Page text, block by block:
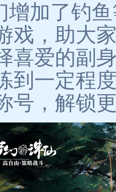
增加了钓
戏，助大
喜爱的副
到一定程
号，解锁